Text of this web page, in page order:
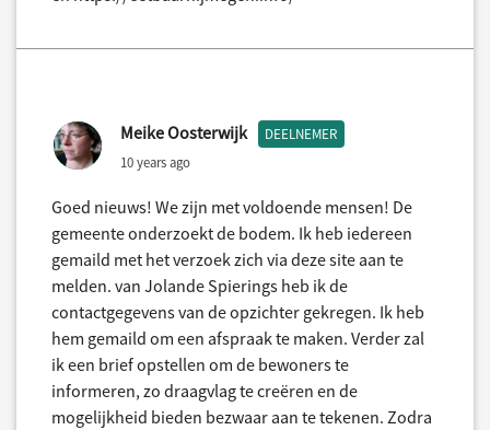
Meike Oosterwijk DEELNEMER
10 years ago
Goed nieuws! We zijn met voldoende mensen! De
gemeente onderzoekt de bodem. Ik heb iedereen
gemaild met het verzoek zich via deze site aan te
melden. van Jolande Spierings heb ik de
contactgegevens van de opzichter gekregen. Ik heb
hem gemaild om een afspraak te maken. Verder zal
ik een brief opstellen om de bewoners te
informeren, zo draagvlag te creëren en de
mogelijkheid bieden bezwaar aan te tekenen. Zodra